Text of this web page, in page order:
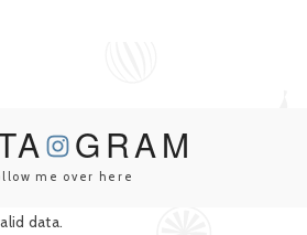
GRAM
me over here
data.